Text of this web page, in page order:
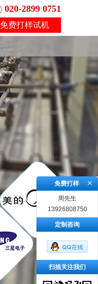
免费打样试机
020-2899 0751
免费打样
周先生
13926808750
定制咨询
扫描关注我们